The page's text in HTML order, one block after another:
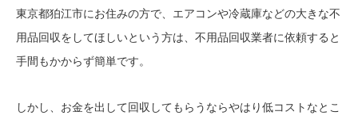
東京都狛江市にお住みの方で、エアコンや冷蔵庫などの大きな不
用品回収をしてほしいという方は、不用品回収業者に依頼すると
手間もかからず簡単です。
しかし、お金を出して回収してもらうならやはり低コストなとこ